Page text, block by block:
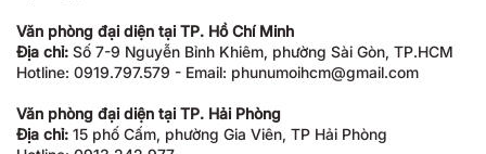
Văn phòng đại diện tại TP. Hồ Chí Minh
Địa chỉ: Số 7-9 Nguyễn Bỉnh Khiêm, phường Sài Gòn, TP.HCM
Hotline: 0919.797.579 - Email: phunumoihcm@gmail.com
Văn phòng đại diện tại TP. Hải Phòng
Địa chỉ: 15 phố Cấm, phường Gia Viên, TP Hải Phòng